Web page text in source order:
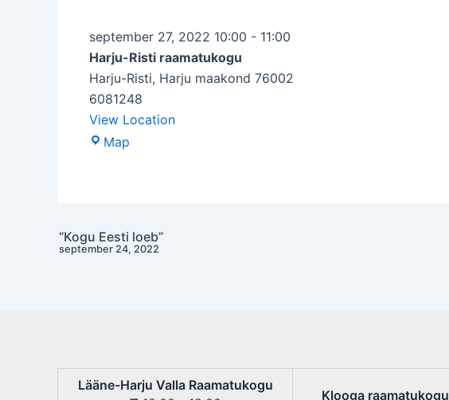
september 27, 2022 10:00 - 11:00
Harju-Risti raamatukogu
Harju-Risti, Harju maakond 76002
6081248
View Location
Map
Post
navigation
“Kogu Eesti loeb”
september 24, 2022
Lääne-Harju Valla Raamatukogu
Klooga raamatukogu